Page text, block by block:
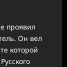
проявил
Он вел
которой